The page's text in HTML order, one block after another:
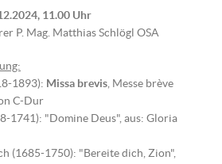
11.00 Uhr
P. Mag. Matthias Schlögl OSA
1893): Missa brevis , Messe brève
C-Dur
1741): "Domine Deus", aus: Gloria
(1685-1750): "Bereite dich, Zion",